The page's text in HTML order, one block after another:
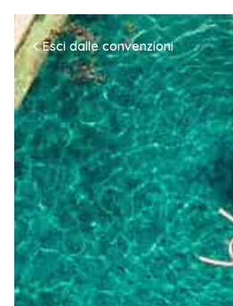
Esci dalle convenzioni